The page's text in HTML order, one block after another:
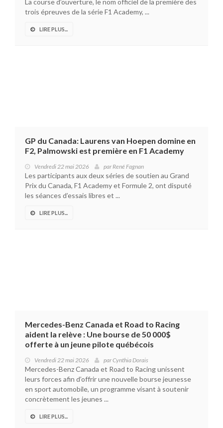
La course d’ouverture, le nom officiel de la première des
trois épreuves de la série F1 Academy, ...
LIRE PLUS...
GP du Canada: Laurens van Hoepen domine en
F2, Palmowski est première en F1 Academy
Vendredi 22 mai 2026 parRené Fagnan
Les participants aux deux séries de soutien au Grand
Prix du Canada, F1 Academy et Formule 2, ont disputé
les séances d’essais libres et ...
LIRE PLUS...
Mercedes-Benz Canada et Road to Racing
aident la relève : Une bourse de 50 000$
offerte à un jeune pilote québécois
Vendredi 22 mai 2026 parCynthia Dorais
Mercedes-Benz Canada et Road to Racing unissent
leurs forces afin d’offrir une nouvelle bourse jeunesse
en sport automobile, un programme visant à soutenir
concrètement les jeunes ...
LIRE PLUS...